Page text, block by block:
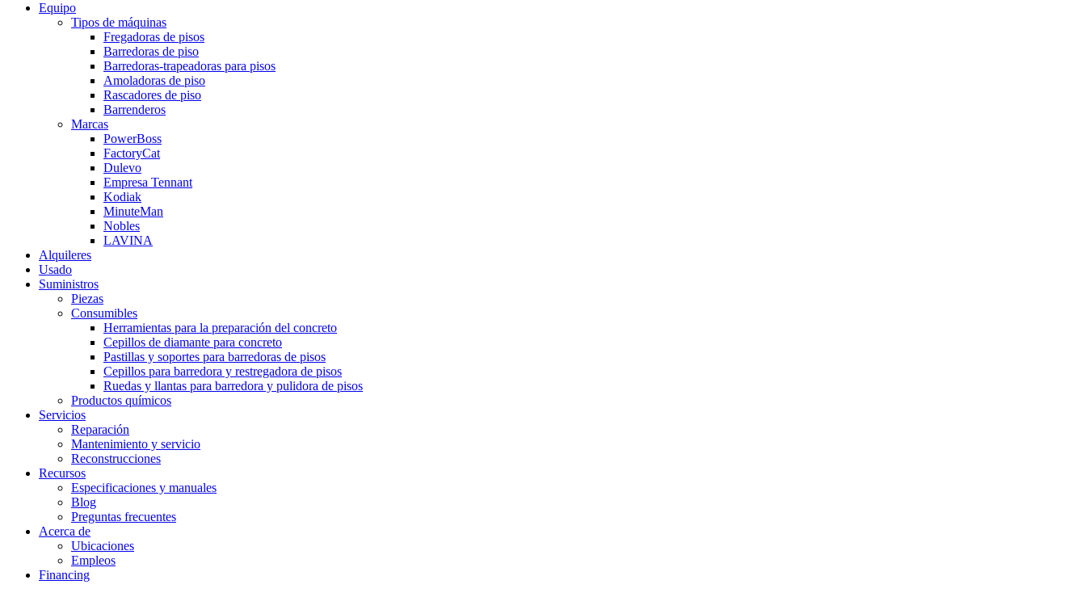
Equipo
Tipos de máquinas
Fregadoras de pisos
Barredoras de piso
Barredoras-trapeadoras para pisos
Amoladoras de piso
Rascadores de piso
Barrenderos
Marcas
PowerBoss
FactoryCat
Dulevo
Empresa Tennant
Kodiak
MinuteMan
Nobles
LAVINA
Alquileres
Usado
Suministros
Piezas
Consumibles
Herramientas para la preparación del concreto
Cepillos de diamante para concreto
Pastillas y soportes para barredoras de pisos
Cepillos para barredora y restregadora de pisos
Ruedas y llantas para barredora y pulidora de pisos
Productos químicos
Servicios
Reparación
Mantenimiento y servicio
Reconstrucciones
Recursos
Especificaciones y manuales
Blog
Preguntas frecuentes
Acerca de
Ubicaciones
Empleos
Financing